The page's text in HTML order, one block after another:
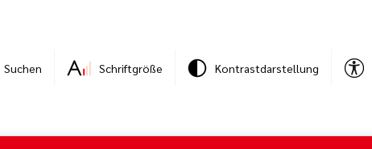
Suchen Schriftgröße Kontrastdarstellung